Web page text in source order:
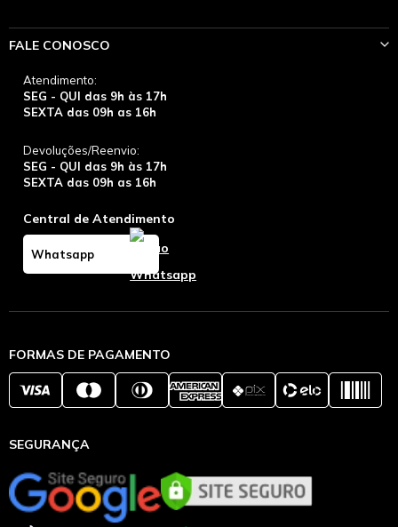
FALE CONOSCO
Atendimento:
SEG - QUI das 9h às 17h
SEXTA das 09h as 16h
Devoluções/Reenvio:
SEG - QUI das 9h às 17h
SEXTA das 09h as 16h
Central de Atendimento
Whatsapp
FORMAS DE PAGAMENTO
SEGURANÇA